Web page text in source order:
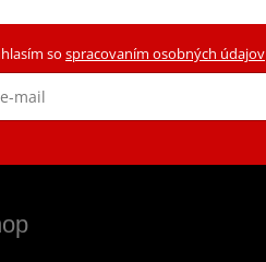
so spracovaním osobných údajov